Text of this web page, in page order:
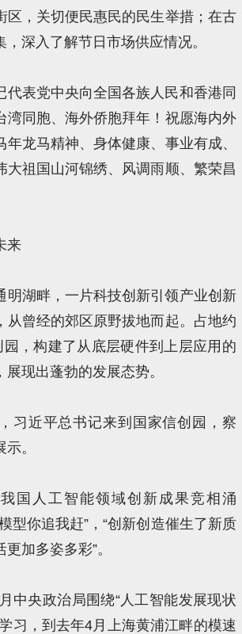
区，关切便民惠民的民生举措；在古
深入了解节日市场供应情况。
代表党中央向全国各族人民和香港同
湾同胞、海外侨胞拜年！祝愿海内外
年龙马精神、身体健康、事业有成、
大祖国山河锦绣、风调雨顺、繁荣昌
来
明湖畔，一片科技创新引领产业创新
从曾经的郊区原野拔地而起。占地约
，构建了从底层硬件到上层应用的
现出蓬勃的发展态势。
习近平总书记来到国家信创园，察
。
国人工智能领域创新成果竞相涌
型你追我赶”，“创新创造催生了新质
加多姿多彩”。
中央政治局围绕“人工智能发展现状
习，到去年4月上海黄浦江畔的模速